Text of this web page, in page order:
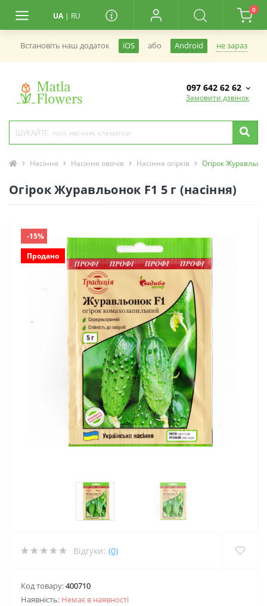
UA | RU
0
Встановiть наш додаток iOS або Android не зараз
097 642 62 62
Замовити дзвінок
Насіння Насіння овочів Насіння огірків Огірок
Огірок Журавльонок F1 5 г (насіння)
-15%
Продано
Відгуки: (0)
Код товару:400710
Наявність: Немає в наявностi